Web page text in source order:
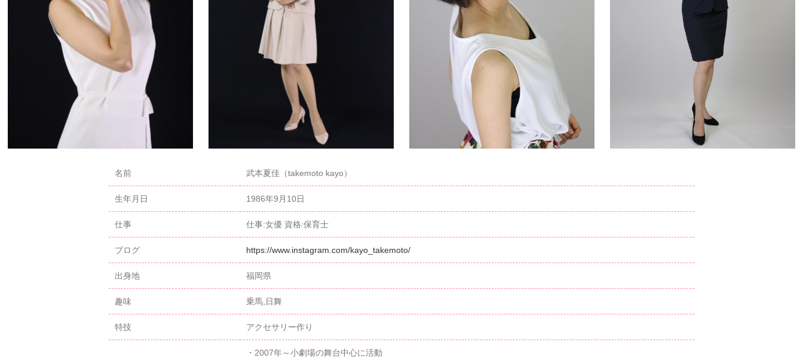
名前 武本夏佳（takemoto kayo）
生年月日 1986年9月10日
仕事 仕事:女優 資格:保育士
ブログ https://www.instagram.com/kayo_takemoto/
出身地 福岡県
趣味 乗馬,日舞
特技 アクセサリー作り
・2007年～小劇場の舞台中心に活動